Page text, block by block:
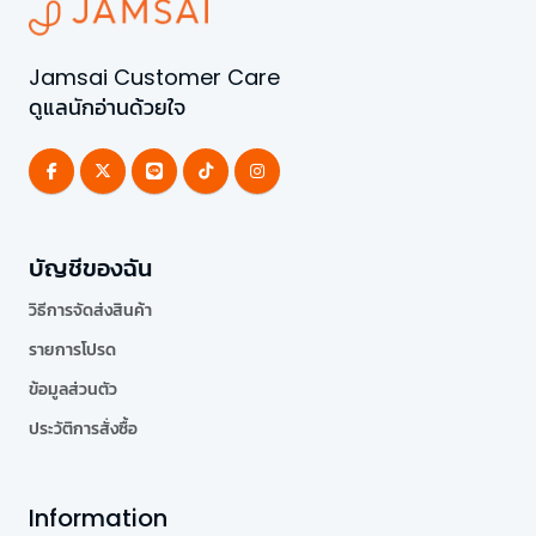
Jamsai Customer Care
ดูแลนักอ่านด้วยใจ
บัญชีของฉัน
วิธีการจัดส่งสินค้า
รายการโปรด
ข้อมูลส่วนตัว
ประวัติการสั่งซื้อ
Information